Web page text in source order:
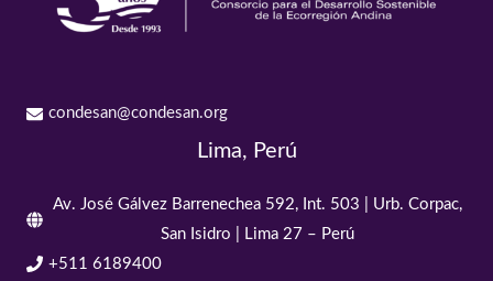
condesan@condesan.org
Lima, Perú
Av. José Gálvez Barrenechea 592, Int. 503 | Urb. Corpac,
San Isidro | Lima 27 – Perú
+511 6189400